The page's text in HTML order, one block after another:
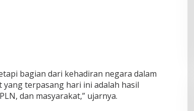
bagian dari kehadiran negara dalam
yang terpasang hari ini adalah hasil
dan masyarakat,” ujarnya.